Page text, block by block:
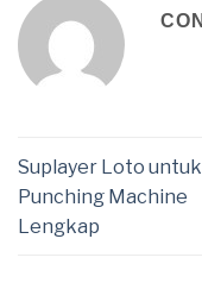
Suplayer Loto untuk
Punching Machine
Lengkap